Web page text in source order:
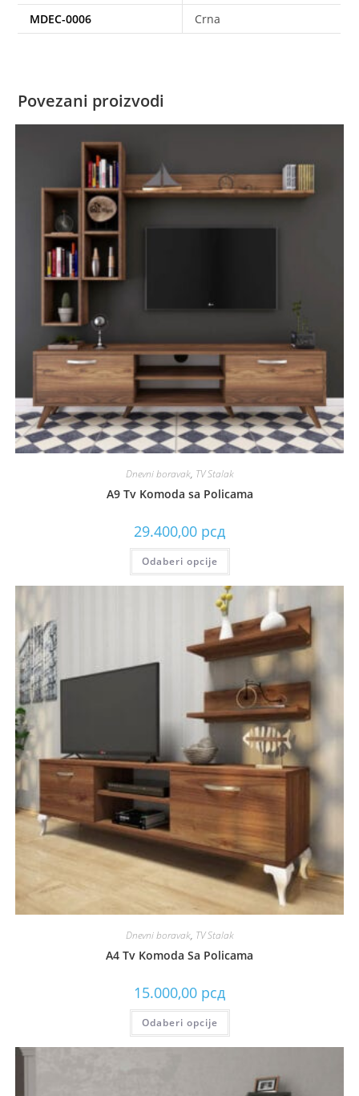
MDEC-0006 Crna
Povezani proizvodi
Dnevni boravak, TV Stalak
A9 Tv Komoda sa Policama
29.400,00 рсд
Odaberi opcije
Dnevni boravak, TV Stalak
A4 Tv Komoda Sa Policama
15.000,00 рсд
Odaberi opcije